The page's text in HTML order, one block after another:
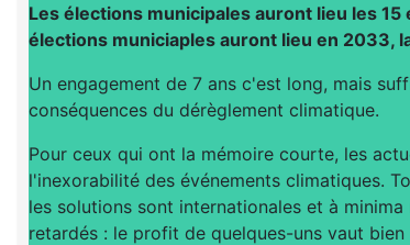
Les élections municipales auront lieu les
élections municiaples auront lieu en 2033,
Un engagement de 7 ans c'est long, mais
conséquences du dérèglement climatique.
Pour ceux qui ont la mémoire courte, les
l'inexorabilité des événements climatiques.
les solutions sont internationales et à
retardés : le profit de quelques-uns vaut bien